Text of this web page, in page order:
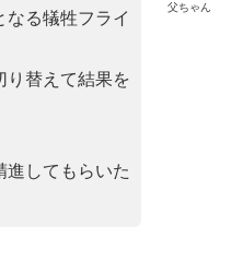
父ちゃん
なる犠牲フライ
り替えて結果を
進してもらいた